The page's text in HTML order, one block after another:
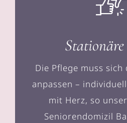
Stationäre
Die Pflege muss sich
anpassen –
mit Herz, so
Seniorendomizil